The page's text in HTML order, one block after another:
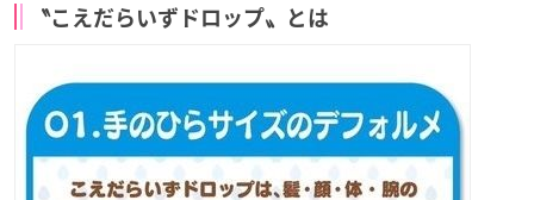
〝こえだらいずドロップ〟とは